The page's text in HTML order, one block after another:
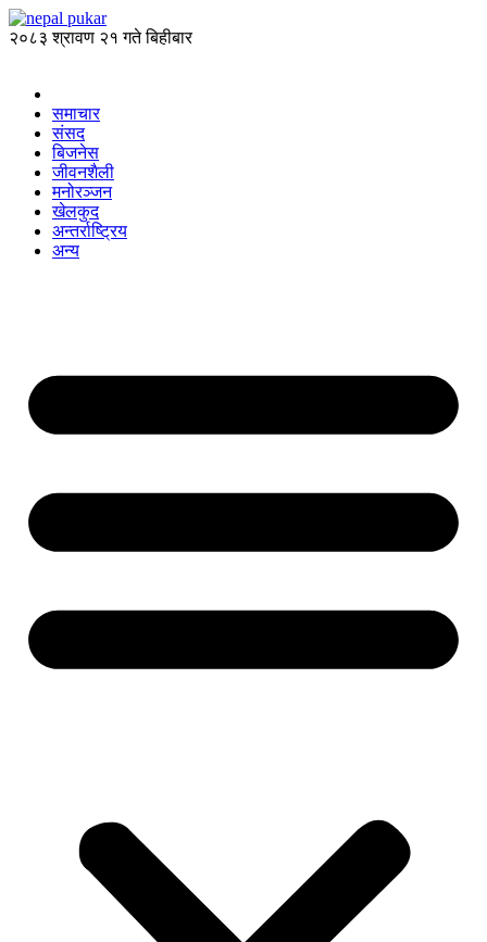
२०८३ श्रावण २१ गते बिहीबार
समाचार
संसद
बिजनेस
जीवनशैली
मनोरञ्जन
खेलकुद
अन्तर्राष्ट्रिय
अन्य